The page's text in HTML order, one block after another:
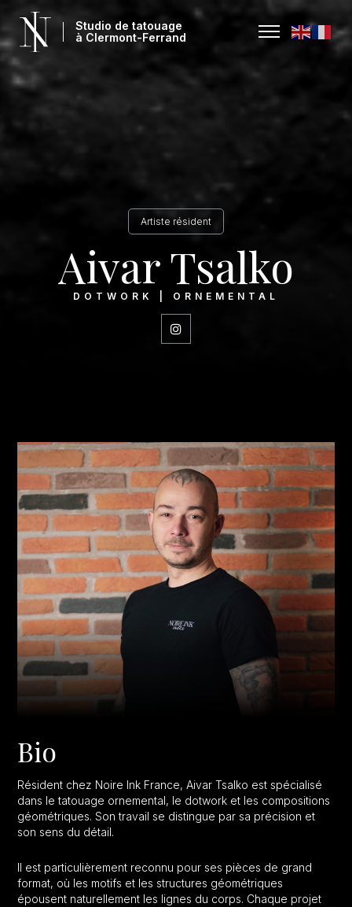
Studio de tatouage
à Clermont-Ferrand
Artiste résident
Aivar Tsalko
DOTWORK | ORNEMENTAL
Bio
Résident chez Noire Ink France, Aivar Tsalko est spécialisé
dans le tatouage ornemental, le dotwork et les compositions
géométriques. Son travail se distingue par sa précision et
son sens du détail.
Il est particulièrement reconnu pour ses pièces de grand
format, où les motifs et les structures géométriques
épousent naturellement les lignes du corps. Chaque projet